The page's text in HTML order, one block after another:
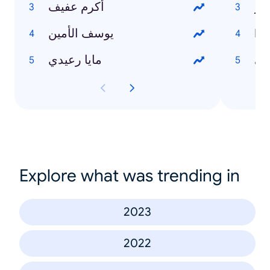
أكرم عفيف
يوسف الأمين
مايا رعيدي
Explore what was trending in
2023
2022